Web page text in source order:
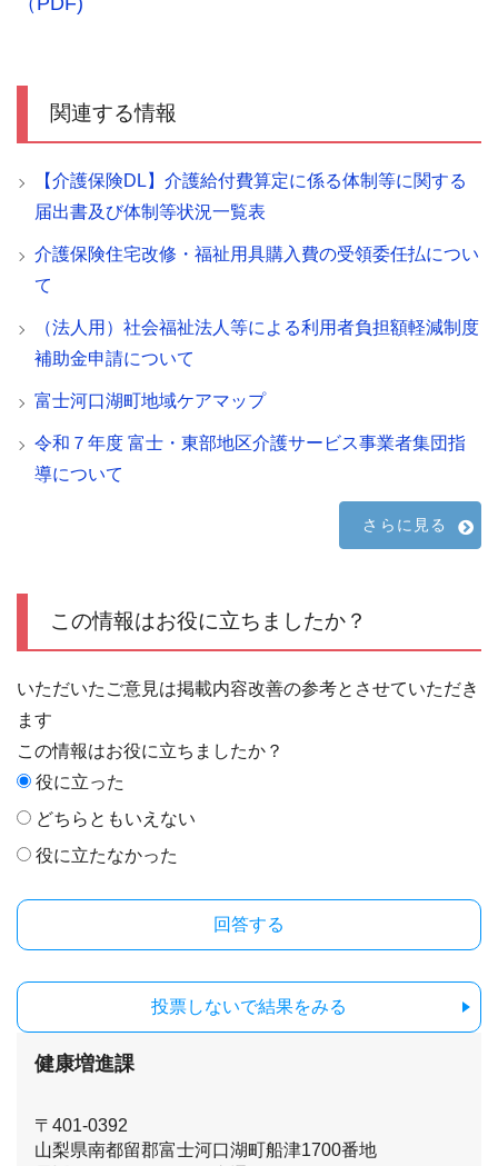
関連する情報
【介護保険DL】介護給付費算定に係る体制等に関する
届出書及び体制等状況一覧表
介護保険住宅改修・福祉用具購入費の受領委任払につい
て
（法人用）社会福祉法人等による利用者負担額軽減制度
補助金申請について
富士河口湖町地域ケアマップ
令和７年度 富士・東部地区介護サービス事業者集団指
導について
さらに見る
この情報はお役に立ちましたか？
いただいたご意見は掲載内容改善の参考とさせていただき
ます
この情報はお役に立ちましたか？
役に立った
どちらともいえない
役に立たなかった
投票しないで結果をみる
健康増進課
〒401-0392
山梨県南都留郡富士河口湖町船津1700番地